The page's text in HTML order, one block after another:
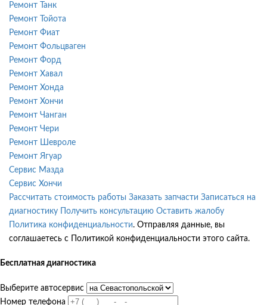
Ремонт Танк
Ремонт Тойота
Ремонт Фиат
Ремонт Фольцваген
Ремонт Форд
Ремонт Хавал
Ремонт Хонда
Ремонт Хончи
Ремонт Чанган
Ремонт Чери
Ремонт Шевроле
Ремонт Ягуар
Сервис Мазда
Сервис Хончи
Рассчитать стоимость работы Заказать запчасти Записаться на
диагностику
Получить консультацию Оставить жалобу
Политика конфиденциальности. Отправляя данные, вы
соглашаетесь с Политикой конфиденциальности этого сайта.
Бесплатная диагностика
Выберите автосервис
Номер телефона